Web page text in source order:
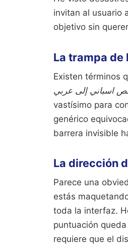
invitan al usuario
objetivo sin
La trampa de
Existen términos
اسباني إلى عربي
vastísimo para
genérico
barrera invisible
La dirección
Parece una
estás
toda la interfaz.
puntuación
requiere que el